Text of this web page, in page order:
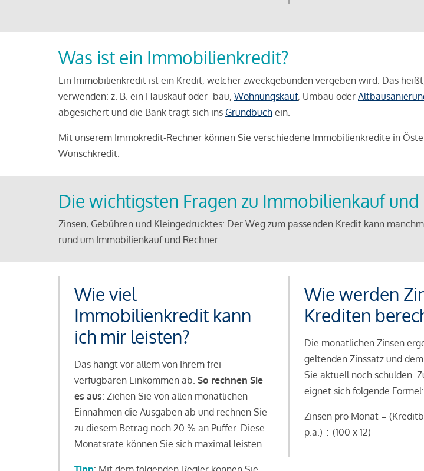
Was ist ein Immobilienkredit?
Ein Immobilienkredit ist ein Kredit, welcher zweckgebunden vergeben wird. Das
verwenden: z. B. ein Hauskauf oder -bau, Wohnungskauf, Umbau oder
abgesichert und die Bank trägt sich ins Grundbuch ein.
Mit unserem Immokredit-Rechner können Sie verschiedene Immobilienkredite in
Wunschkredit.
Die wichtigsten Fragen zu Immobilienkauf und
Zinsen, Gebühren und Kleingedrucktes: Der Weg zum passenden Kredit kann
rund um Immobilienkauf und Rechner.
Wie viel
Immobilienkredit kann
ich mir leisten?
Das hängt vor allem von Ihrem frei
verfügbaren Einkommen ab. So rechnen Sie
es aus: Ziehen Sie von allen monatlichen
Einnahmen die Ausgaben ab und rechnen Sie
zu diesem Betrag noch 20 % an Puffer. Diese
Monatsrate können Sie sich maximal leisten.
Wie werden
Krediten
Die monatlichen Zinsen
geltenden Zinssatz und
Sie aktuell noch schulden.
eignet sich folgende Formel:
Zinsen pro Monat =
p.a.) ÷ (100 x 12)